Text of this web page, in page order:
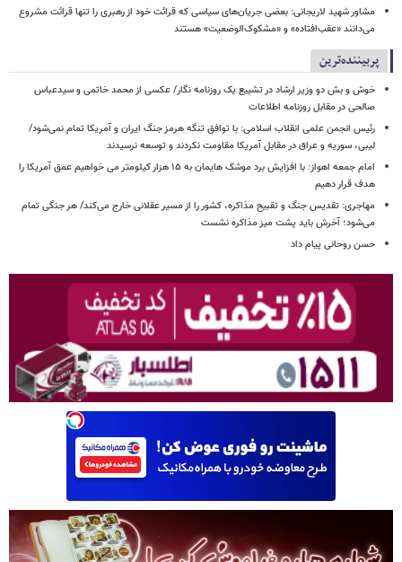
مشاور شهید لاریجانی: بعضی جریان‌های سیاسی که قرائت خود از رهبری را تنها قرائت مشروع
می‌دانند «عقب‌افتاده» و «مشکوک‌الوضعیت» هستند
پربیننده‌ترین
خوش و بش دو وزیر ارشاد در تشییع یک روزنامه نگار/ عکسی از محمد خاتمی و سیدعباس
صالحی در مقابل روزنامه اطلاعات
رئیس انجمن علمی انقلاب اسلامی: با توافق تنگه هرمز جنگ ایران و آمریکا تمام نمی‌شود/
لیبی، سوریه و عراق در مقابل آمریکا مقاومت نکردند و توسعه نرسیدند
امام‌ جمعه اهواز: با افزایش برد موشک هایمان به ۱۵ هزار کیلومتر می خواهیم عمق آمریکا را
هدف قرار دهیم
مهاجری: تقدیس جنگ و تقبیح مذاکره، کشور را از مسیر عقلانی خارج می‌کند/ هر جنگی تمام
می‌شود؛ آخرش باید پشت میز مذاکره نشست
حسن روحانی پیام داد